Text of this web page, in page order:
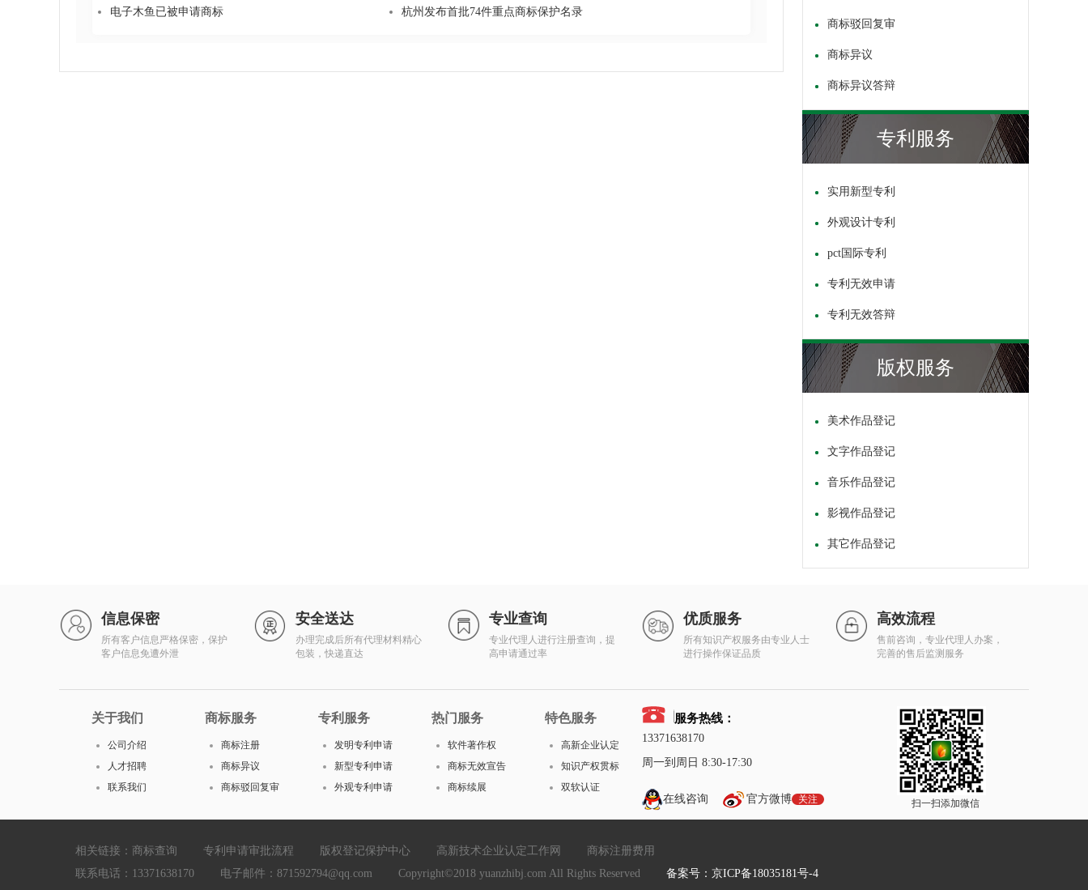
电子木鱼已被申请商标
杭州发布首批74件重点商标保护名录
商标驳回复审
商标异议
商标异议答辩
专利服务
实用新型专利
外观设计专利
pct国际专利
专利无效申请
专利无效答辩
版权服务
美术作品登记
文字作品登记
音乐作品登记
影视作品登记
其它作品登记
信息保密
所有客户信息严格保密，保护
客户信息免遭外泄
安全送达
办理完成后所有代理材料精心
包装，快递直达
专业查询
专业代理人进行注册查询，提
高申请通过率
优质服务
所有知识产权服务由专业人士
进行操作保证品质
高效流程
售前咨询，专业代理人办案，
完善的售后监测服务
关于我们
公司介绍
人才招聘
联系我们
商标服务
商标注册
商标异议
商标驳回复审
专利服务
发明专利申请
新型专利申请
外观专利申请
热门服务
软件著作权
商标无效宣告
商标续展
特色服务
高新企业认定
知识产权贯标
双软认证
服务热线：
13371638170
周一到周日 8:30-17:30
在线咨询 官方微博 关注 扫一扫添加微信
相关链接： 商标查询 专利申请审批流程 版权登记保护中心 高新技术企业认定工作网
商标注册费用
联系电话：13371638170 电子邮件：871592794@qq.com Copyright©2018 yuanzhibj.com All Rights Reserved 备案号：京ICP备18035181号-4